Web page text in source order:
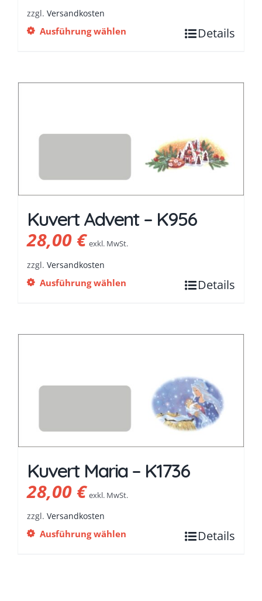
zzgl. Versandkosten
Ausführung wählen Details
Kuvert Advent – K956
28,00€ exkl. MwSt.
zzgl. Versandkosten
Ausführung wählen Details
Kuvert Maria – K1736
28,00€ exkl. MwSt.
zzgl. Versandkosten
Ausführung wählen Details